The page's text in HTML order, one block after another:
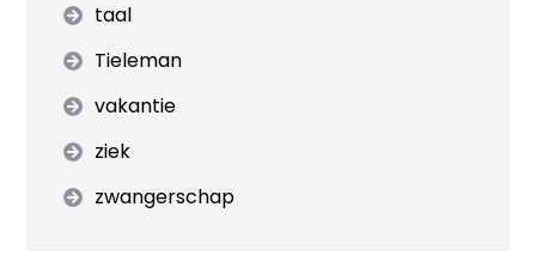
taal
Tieleman
vakantie
ziek
zwangerschap